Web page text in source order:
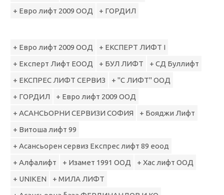
+ Евро лифт 2009 ООД
+ ГОРДИЛ
+ Евро лифт 2009 ООД
+ ЕКСПЕРТ ЛИФТ I
+ Експерт Лифт ЕООД
+ БУЛ ЛИФТ
+ СД Буллифт
+ ЕКСПРЕС ЛИФТ СЕРВИЗ
+ "С ЛИФТ" ООД
+ ГОРДИЛ
+ Евро лифт 2009 ООД
+ АСАНСЬОРНИ СЕРВИЗИ СОФИЯ
+ Бояджи Лифт
+ Витоша лифт 99
+ Асансьорен сервиз Експрес лифт 89 еоод
+ Алфалифт
+ Изамет 1991 ООД
+ Хас лифт ООД
+ UNIKEN
+ МИЛА ЛИФТ